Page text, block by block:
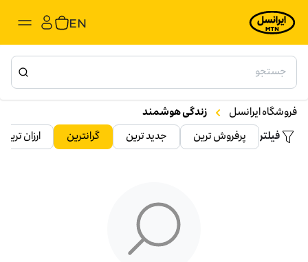
EN
فروشگاه ایرانسل
زندگی هوشمند
فیلتر
پرفروش ترین جدید ترین گرانترین ارزان ترین